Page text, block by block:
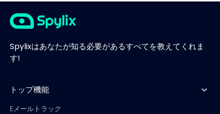
Spylixはあなたが知る必要があるすべてを教えてくれま
す!
トップ機能
Eメールトラック